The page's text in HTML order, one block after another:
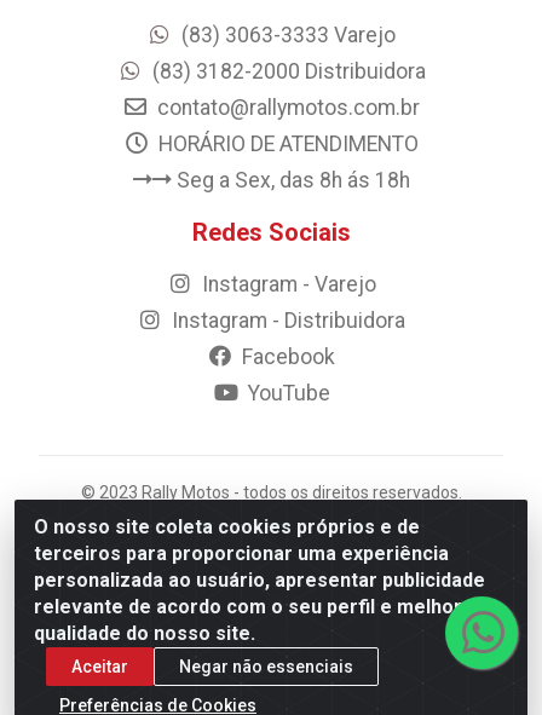
O nosso site coleta cookies próprios e de
terceiros para proporcionar uma experiência
personalizada ao usuário, apresentar publicidade
relevante de acordo com o seu perfil e melhorar a
qualidade do nosso site.
Aceitar
Negar não essenciais
Preferências de Cookies
(83) 3063-3333 Varejo
(83) 3182-2000 Distribuidora
contato@rallymotos.com.br
HORÁRIO DE ATENDIMENTO
Seg a Sex, das 8h ás 18h
Redes Sociais
Instagram - Varejo
Instagram - Distribuidora
Facebook
YouTube
© 2023 Rally Motos - todos os direitos reservados.
Razão Social: Rally motos distribuidora, importadora e
transportadora de peças LTDA - CNPJ 09.262.859/0001-
43 - Rua Vigário Calixto 2900 - Catolé, Campina
Grande/PB